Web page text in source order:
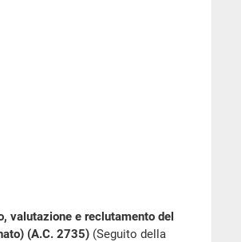
valutazione e reclutamento del
(A.C. 2735) (Seguito della